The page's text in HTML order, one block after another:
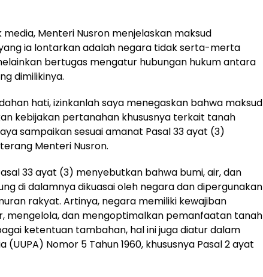
Menteri Nusron menjelaskan maksud
ia lontarkan adalah negara tidak serta-merta
bertugas mengatur hubungan hukum antara
dimilikinya.
hati, izinkanlah saya menegaskan bahwa maksud
kebijakan pertanahan khususnya terkait tanah
sampaikan sesuai amanat Pasal 33 ayat (3)
Menteri Nusron.
33 ayat (3) menyebutkan bahwa bumi, air, dan
di dalamnya dikuasai oleh negara dan dipergunakan
rakyat. Artinya, negara memiliki kewajiban
mengelola, dan mengoptimalkan pemanfaatan tanah
ketentuan tambahan, hal ini juga diatur dalam
Nomor 5 Tahun 1960, khususnya Pasal 2 ayat